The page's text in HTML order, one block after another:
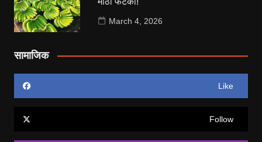
March 4, 2026
सामाजिक
Like
Follow